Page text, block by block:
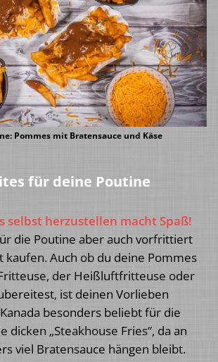
Pommes mit Bratensauce und Käse
für deine Poutine
selbst herzustellen macht Spaß!
die Poutine aber auch vorfrittiert
kaufen. Auch ob du deine Pommes
der Heißluftfritteuse oder
ist deinen Vorlieben
besonders beliebt für die
dicken „Steakhouse Fries“, da an
viel Bratensauce hängen bleibt.